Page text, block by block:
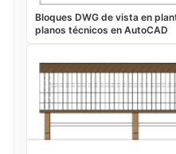
Bloques DWG de vista en
planos técnicos en AutoCAD